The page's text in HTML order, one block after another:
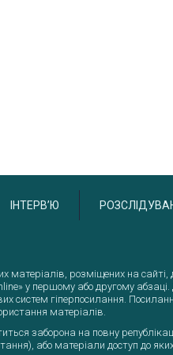
ІНТЕРВ’Ю
матеріалів, розміщених на
у першому або другому
систем гіперпосилання.
матеріалів.
заборона на повну
або матеріали доступ до